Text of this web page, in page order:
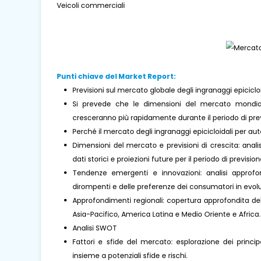
Veicoli commerciali
Punti chiave del Market Report:
Previsioni sul mercato globale degli ingranaggi
Si prevede che le dimensioni del mercato
cresceranno più rapidamente durante il periodo di
Perché il mercato degli ingranaggi epicicloidali per
Dimensioni del mercato e previsioni di crescita:
dati storici e proiezioni future per il periodo di
Tendenze emergenti e innovazioni: analisi
dirompenti e delle preferenze dei consumatori in
Approfondimenti regionali: copertura approfondita
Asia-Pacifico, America Latina e Medio Oriente e
Analisi SWOT
Fattori e sfide del mercato: esplorazione dei
insieme a potenziali sfide e rischi.